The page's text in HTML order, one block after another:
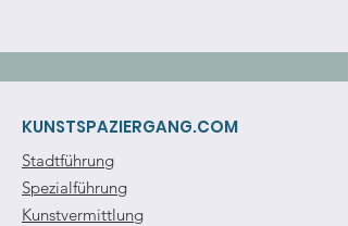
KUNSTSPAZIERGANG.COM
Stadtführung
Spezialführung
Kunstvermittlung